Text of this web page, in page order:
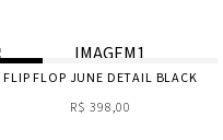
FLIP FLOP JUNE DETAIL BLACK
R$ 398,00